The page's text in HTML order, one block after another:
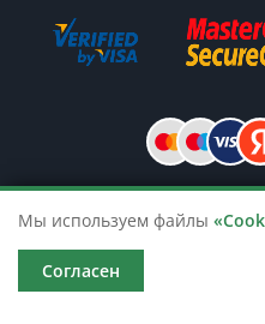
© 2026
Мы используем файлы
Согласен